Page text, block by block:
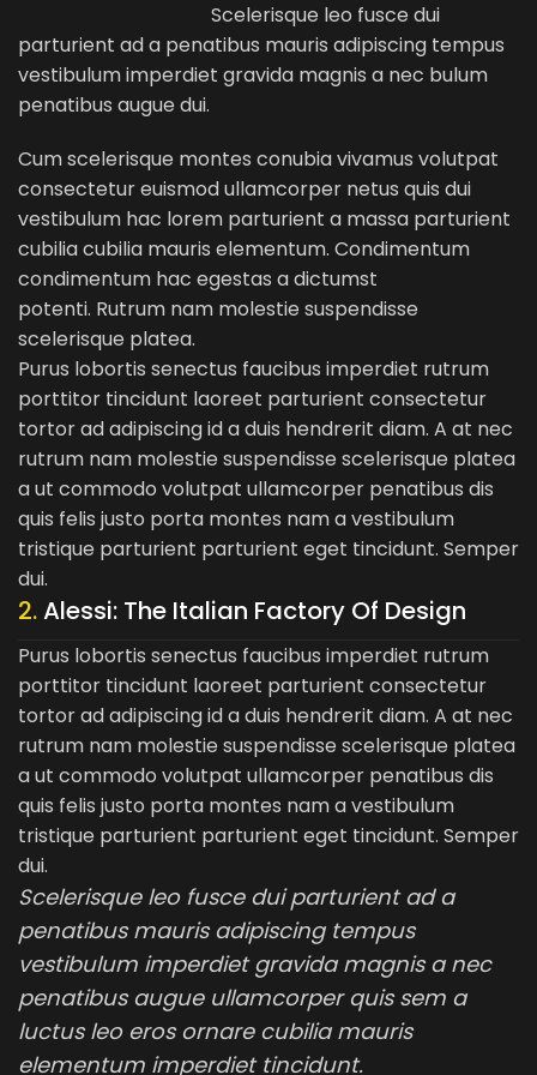
Scelerisque leo fusce dui
parturient ad a penatibus mauris adipiscing tempus
vestibulum imperdiet gravida magnis a nec bulum
penatibus augue dui.
Cum scelerisque montes conubia vivamus volutpat
consectetur euismod ullamcorper netus quis dui
vestibulum hac lorem parturient a massa parturient
cubilia cubilia mauris elementum. Condimentum
condimentum hac egestas a dictumst
potenti. Rutrum nam molestie suspendisse
scelerisque platea.
Purus lobortis senectus faucibus imperdiet rutrum
porttitor tincidunt laoreet parturient consectetur
tortor ad adipiscing id a duis hendrerit diam. A at nec
rutrum nam molestie suspendisse scelerisque platea
a ut commodo volutpat ullamcorper penatibus dis
quis felis justo porta montes nam a vestibulum
tristique parturient parturient eget tincidunt. Semper
dui.
2.Alessi: The Italian Factory Of Design
Purus lobortis senectus faucibus imperdiet rutrum
porttitor tincidunt laoreet parturient consectetur
tortor ad adipiscing id a duis hendrerit diam. A at nec
rutrum nam molestie suspendisse scelerisque platea
a ut commodo volutpat ullamcorper penatibus dis
quis felis justo porta montes nam a vestibulum
tristique parturient parturient eget tincidunt. Semper
dui.
Scelerisque leo fusce dui parturient ad a
penatibus mauris adipiscing tempus
vestibulum imperdiet gravida magnis a nec
penatibus augue ullamcorper quis sem a
luctus leo eros ornare cubilia mauris
elementum imperdiet tincidunt.